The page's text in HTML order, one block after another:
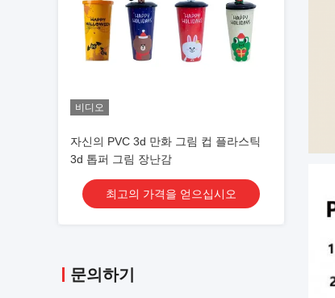
비디오
자신의 PVC 3d 만화 그림 컵 플라스틱
3d 톱퍼 그림 장난감
최고의 가격을 얻으십시오
문의하기